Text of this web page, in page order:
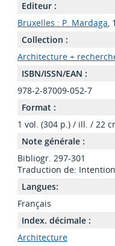
Editeur :
Bruxelles : P. Mardaga,
Collection :
Architecture +
ISBN/ISSN/EAN :
978-2-87009-052-7
Format :
1 vol. (304 p.) / ill. / 22
Note générale :
Bibliogr. 297-301
Traduction de:
Langues:
Français
Index. décimale :
Architecture